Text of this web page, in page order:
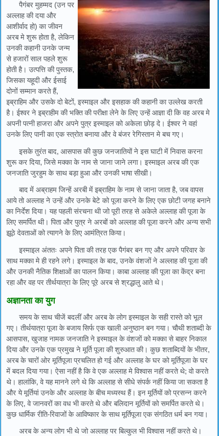
पैगंबर मुहम्मद (उन पर
अल्लाह की दया और
आशीर्वाद हो) का जीवन
अरब मे शुरू होता है, लेकिन
उनकी कहानी उनके जन्म
से हजारों साल पहले शुरू
होती है। उत्पत्ति की पुस्तक,
जिसका यहूदी और ईसाई
दोनों सम्मान करते हैं,
इब्राहिम और उसके दो बेटों, इस्माइल और इसहाक की कहानी का उल्लेख करती
है। ईश्वर ने इब्राहीम की भक्ति की परीक्षा लेने के लिए उन्हें आज्ञा दी कि वह अरब मे
अपनी पत्नी हाजरा और अपने पुत्र इस्माइल को अकेला छोड़ दे। ईश्वर ने वहां
उनके लिए पानी का एक स्त्रोत बनाया और वे बंजर रेगिस्तान मे बच गए।
इसके तुरंत बाद, आसपास की कुछ जनजातियों ने इस घाटी में निवास करना
शुरू कर दिया, जिसे मक्का के नाम से जाना जाने लगा। इस्माइल अरब की एक
जनजाति जुरहुम के साथ बड़ा हुआ और उनकी भाषा सीखी।
बाद में अब्राहम जिन्हें अरबी में इब्राहिम के नाम से जाना जाता है, जब वापस
आये तो अल्लाह ने उन्हें और उनके बेटे को पूजा करने के लिए एक छोटी जगह बनाने
का निर्देश दिया। यह पहली संरचना थी जो पूरी तरह से अकेले अल्लाह की पूजा के
लिए समर्पित थी। पिता और पुत्र ने अरबों को अल्लाह की पूजा करने और अन्य सभी
झूठे देवताओं को त्यागने के लिए आमंत्रित किया।
इस्माइल अंततः अपने पिता की तरह एक पैगंबर बन गए और अपने परिवार के
साथ मक्का मे ही रहने लगे। इस्माइल के बाद, उनके वंशजों ने अल्लाह की पूजा की
और उनकी नैतिक शिक्षाओं का पालन किया। काबा अल्लाह की पूजा का केंद्र बना
रहा और वह पर तीर्थयात्रा के लिए पूरे अरब से श्रद्धालु आते थे।
अज्ञानता का युग
समय के साथ चीजें बदलीं और अरब के लोग इस्माइल के सही रास्ते को भूल
गए। तीर्थयात्रा पूजा के बजाय सिर्फ एक खाली अनुष्ठान बन गया। चौथी शताब्दी के
आसपास, खुजाह नामक जनजाति ने इस्माइल के वंशजों को मक्का से बाहर निकाल
दिया और उनके एक प्रमुख ने मूर्ति पूजा की शुरुआत की। कुछ शताब्दियों के भीतर,
अरब के चारों ओर मूर्तिपूजा प्रचलित हो गई और अल्लाह के घर को मूर्तिपूजा के घर
में बदल दिया गया। ऐसा नहीं है कि वे एक अल्लाह मे विश्वास नहीं करते थे; वो करते
थे। हालांकि, वे यह मानने लगे थे कि अल्लाह से सीधे संपर्क नहीं किया जा सकता है
और ये मूर्तियां उनके और अल्लाह के बीच मध्यस्थ हैं। इन मूर्तियों को प्रसन्न करने
के लिए, वे जानवरों का वध भी करते थे और बलिदान मूर्तियों को समर्पित करते थे।
कुछ धार्मिक रीति-रिवाजों के आविष्कार के साथ मूर्तिपूजा एक संगठित धर्म बन गया।
अरब के अन्य लोग भी थे जो अल्लाह पर बिल्कुल भी विश्वास नहीं करते थे।